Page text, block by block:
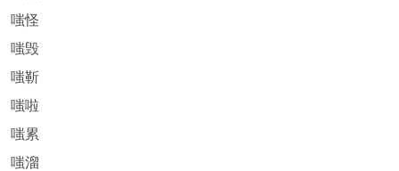
嗤怪
嗤毁
嗤靳
嗤啦
嗤累
嗤溜